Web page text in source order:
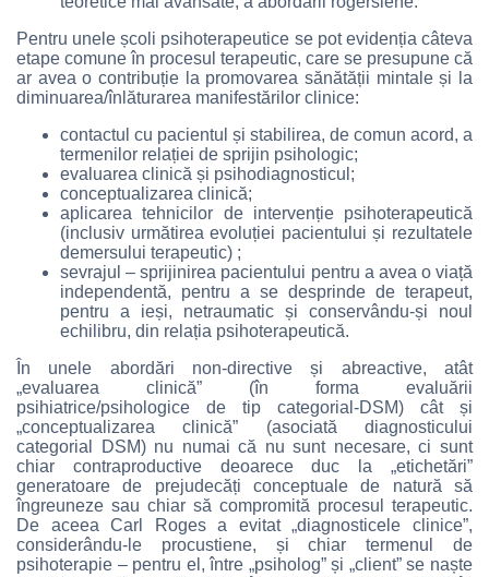
Pentru unele școli psihoterapeutice se pot evidenția câteva
etape comune în procesul terapeutic, care se presupune că
ar avea o contribuție la promovarea sănătății mintale și la
diminuarea/înlăturarea manifestărilor clinice:
contactul cu pacientul și stabilirea, de comun acord, a
termenilor relației de sprijin psihologic;
evaluarea clinică și psihodiagnosticul;
conceptualizarea clinică;
aplicarea tehnicilor de intervenție psihoterapeutică
(inclusiv următirea evoluției pacientului și rezultatele
demersului terapeutic) ;
sevrajul – sprijinirea pacientului pentru a avea o viață
independentă, pentru a se desprinde de terapeut,
pentru a ieși, netraumatic și conservându-și noul
echilibru, din relația psihoterapeutică.
În unele abordări non-directive și abreactive, atât
„evaluarea clinică” (în forma evaluării
psihiatrice/psihologice de tip categorial-DSM) cât și
„conceptualizarea clinică” (asociată diagnosticului
categorial DSM) nu numai că nu sunt necesare, ci sunt
chiar contraproductive deoarece duc la „etichetări”
generatoare de prejudecăți conceptuale de natură să
îngreuneze sau chiar să compromită procesul terapeutic.
De aceea Carl Roges a evitat „diagnosticele clinice”,
considerându-le procustiene, și chiar termenul de
psihoterapie – pentru el, între „psiholog” și „client” se naște